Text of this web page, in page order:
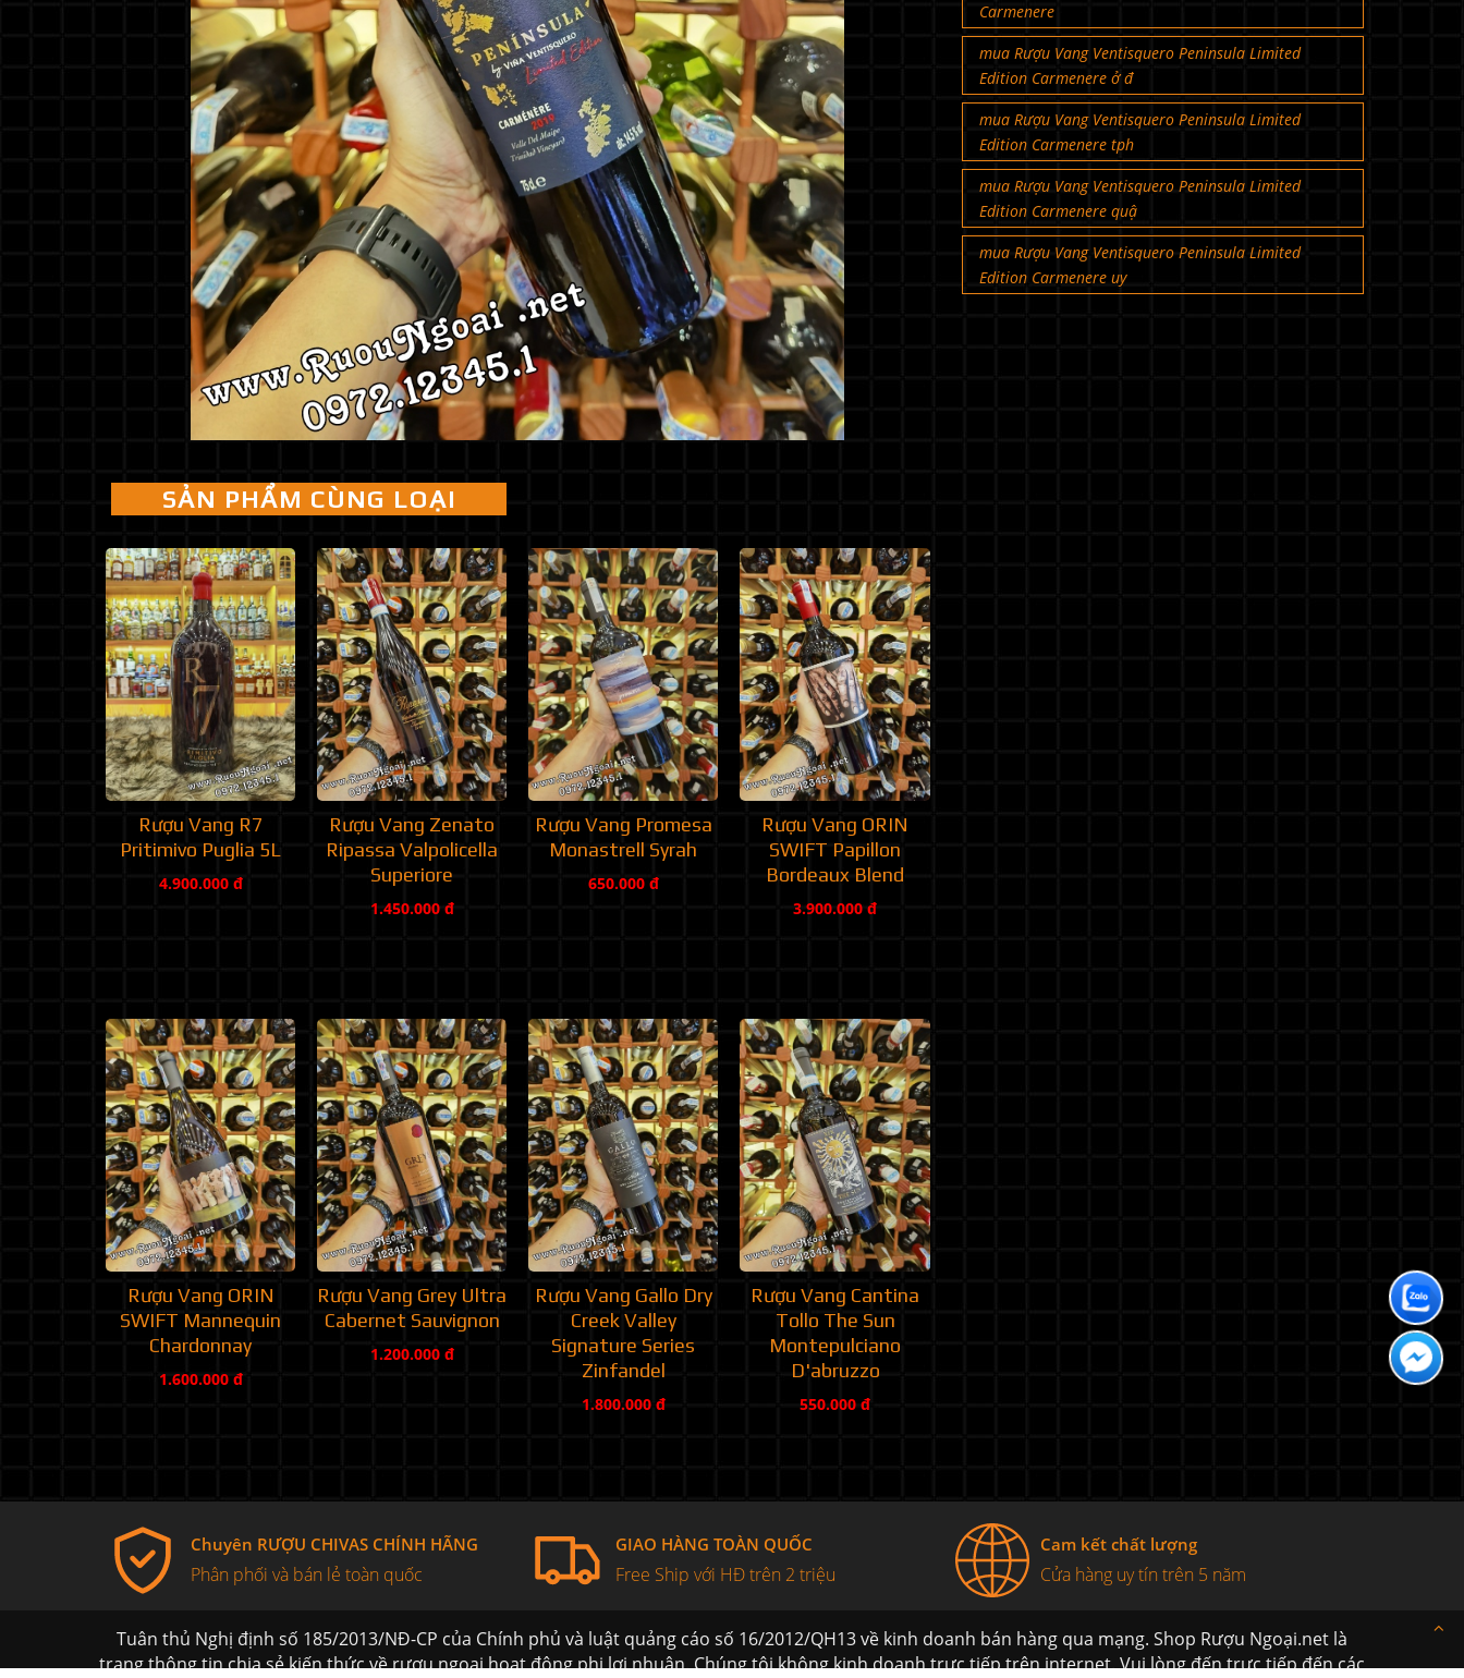
SẢN PHẨM CÙNG LOẠI
Rượu Vang R7
Pritimivo Puglia 5L
4.900.000 đ
Rượu Vang Zenato
Ripassa Valpolicella
Superiore
1.450.000 đ
Rượu Vang Promesa
Monastrell Syrah
650.000 đ
Rượu Vang ORIN
SWIFT Papillon
Bordeaux Blend
3.900.000 đ
Rượu Vang ORIN
SWIFT Mannequin
Chardonnay
1.600.000 đ
Rượu Vang Grey Ultra
Cabernet Sauvignon
1.200.000 đ
Rượu Vang Gallo Dry
Creek Valley
Signature Series
Zinfandel
1.800.000 đ
Rượu Vang Cantina
Tollo The Sun
Montepulciano
D'abruzzo
550.000 đ
Carmenere
mua Rượu Vang Ventisquero Peninsula Limited
Edition Carmenere ở đ
mua Rượu Vang Ventisquero Peninsula Limited
Edition Carmenere tph
mua Rượu Vang Ventisquero Peninsula Limited
Edition Carmenere quậ
mua Rượu Vang Ventisquero Peninsula Limited
Edition Carmenere uy
Chuyên RƯỢU CHIVAS CHÍNH HÃNG
Phân phối và bán lẻ toàn quốc
GIAO HÀNG TOÀN QUỐC
Free Ship với HĐ trên 2 triệu
Cam kết chất lượng
Cửa hàng uy tín trên 5 năm
Tuân thủ Nghị định số 185/2013/NĐ-CP của Chính phủ và luật quảng cáo số 16/2012/QH13 về kinh doanh bán hàng qua mạng. Shop Rượu Ngoại.net là
trang thông tin chia sẻ kiến thức về rượu ngoại hoạt động phi lơi nhuận. Chúng tôi không kinh doanh trực tiếp trên internet. Vui lòng đến trực tiếp đến các